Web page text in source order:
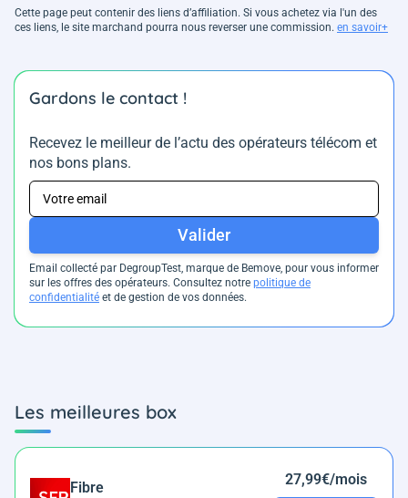
Cette page peut contenir des liens d’affiliation. Si vous achetez via l'un des
ces liens, le site marchand pourra nous reverser une commission. en savoir+
Gardons le contact !
Recevez le meilleur de l’actu des opérateurs télécom et
nos bons plans.
Valider
Email collecté par DegroupTest, marque de Bemove, pour vous informer
sur les offres des opérateurs. Consultez notre politique de
confidentialité et de gestion de vos données.
Les meilleures box
Fibre 27,99€/mois